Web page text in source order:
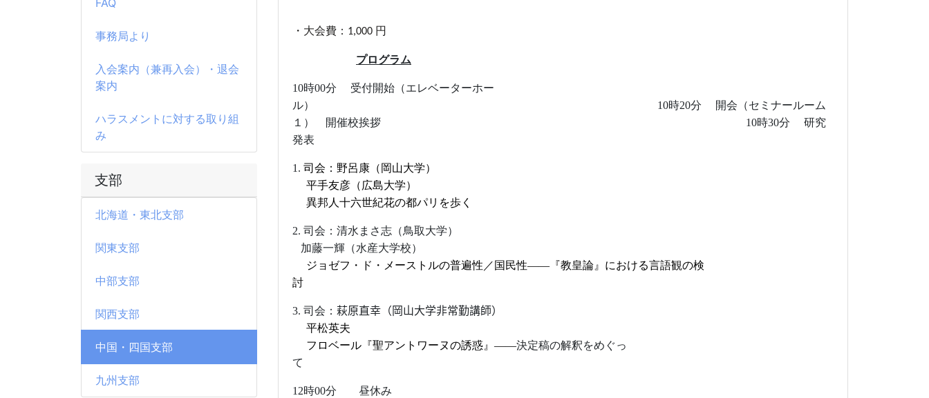
FAQ
事務局より
入会案内（兼再入会）・退会
案内
ハラスメントに対する取り組
み
支部
北海道・東北支部
関東支部
中部支部
関西支部
中国・四国支部
九州支部
・大会費： 1,000 円
プログラム
10時00分 受付開始（エレベーターホー
ル） 10時20分 開会（セミナールーム
１ ） 開催校挨拶 10時30分
研究
発表
1. 司会：野呂康（岡山大学）
平手友彦（広島大学）
異邦人十六世紀花の都パリを歩く
2. 司会： 清水まさ志（鳥取大学）
加藤一輝（水産大学校）
ジョゼフ・ド・メーストルの普遍性／国民性―― 『教皇論』における言語観の検
討
3. 司会： 萩原直幸（岡山大学非常勤講師）
平松英夫
フロベール『聖アントワーヌの誘惑』 ――決定稿の解釈をめぐっ
て
12時00分 昼休み